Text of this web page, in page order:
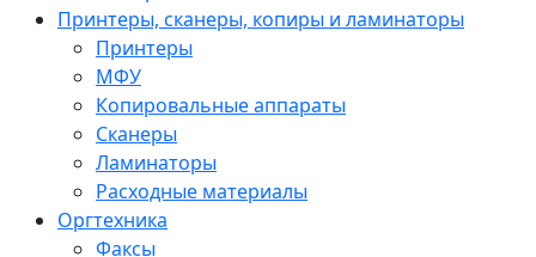
Принтеры, сканеры, копиры и ламинаторы
Принтеры
МФУ
Копировальные аппараты
Сканеры
Ламинаторы
Расходные материалы
Оргтехника
Факсы